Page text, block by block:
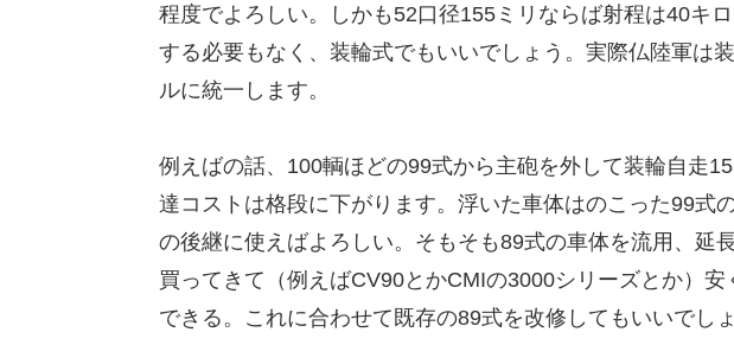
程度でよろしい。しかも52口径155ミリならば射程は40キ
する必要もなく、装輪式でもいいでしょう。実際仏陸軍は
ルに統一します。
例えばの話、100輌ほどの99式から主砲を外して装輪自走
達コストは格段に下がります。浮いた車体はのこった99式
の後継に使えばよろしい。そもそも89式の車体を流用、延
買ってきて（例えばCV90とかCMIの3000シリーズとか）
できる。これに合わせて既存の89式を改修してもいいでしょ